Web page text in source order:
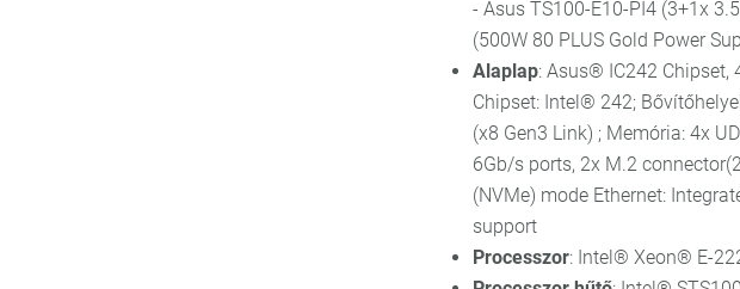
- Asus TS100-E10-PI4 (3+1x
(500W 80 PLUS Gold Power
Alaplap: Asus® IC242 Chipset,
Chipset: Intel® 242;
(x8 Gen3 Link) ; Memória: 4x
6Gb/s ports, 2x M.2
(NVMe) mode Ethernet:
support
Processzor: Intel® Xeon® E-